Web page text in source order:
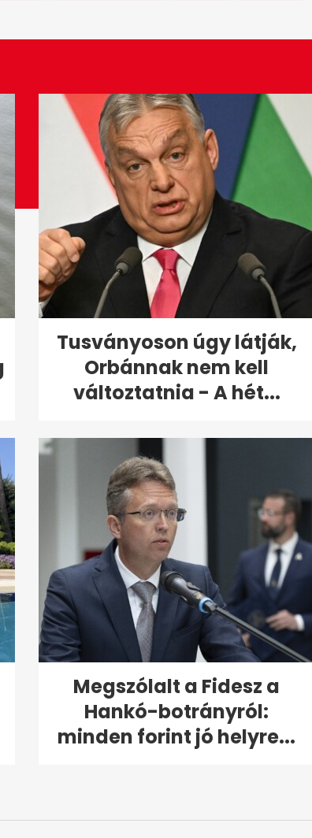
Tusványoson úgy látják,
Orbánnak nem kell
változtatnia - A hét...
Megszólalt a Fidesz a
Hankó-botrányról:
minden forint jó helyre...